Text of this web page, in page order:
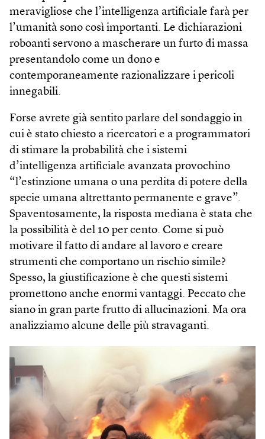
meravigliose che l’intelligenza artificiale farà per
l’umanità sono così importanti. Le dichiarazioni
roboanti servono a mascherare un furto di massa
presentandolo come un dono e
contemporaneamente razionalizzare i pericoli
innegabili.
Forse avrete già sentito parlare del sondaggio in
cui è stato chiesto a ricercatori e a programmatori
di stimare la probabilità che i sistemi
d’intelligenza artificiale avanzata provochino
“l’estinzione umana o una perdita di potere della
specie umana altrettanto permanente e grave”.
Spaventosamente, la risposta mediana è stata che
la possibilità è del 10 per cento. Come si può
motivare il fatto di andare al lavoro e creare
strumenti che comportano un rischio simile?
Spesso, la giustificazione è che questi sistemi
promettono anche enormi vantaggi. Peccato che
siano in gran parte frutto di allucinazioni. Ma ora
analizziamo alcune delle più stravaganti.